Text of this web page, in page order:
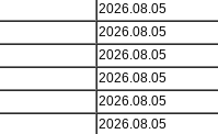
2026.08.05
2026.08.05
2026.08.05
2026.08.05
2026.08.05
2026.08.05